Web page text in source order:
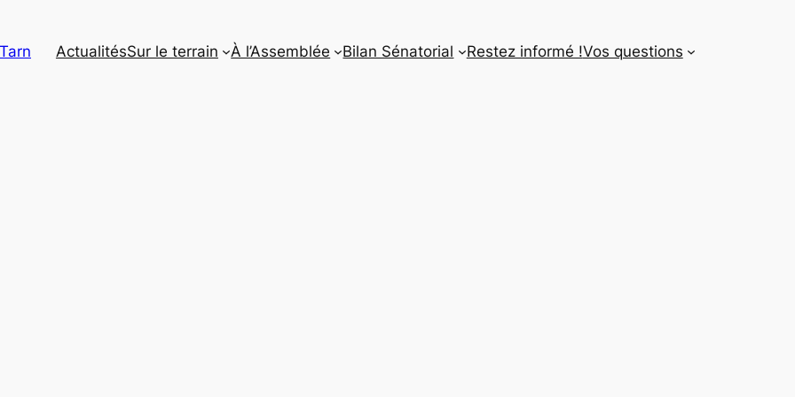
ActualitésSur le terrain À l’Assemblée Bilan Sénatorial Restez informé !Vos questions